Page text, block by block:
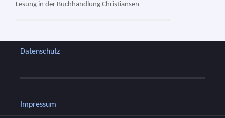
Lesung in der Buchhandlung Christiansen
Datenschutz
Impressum